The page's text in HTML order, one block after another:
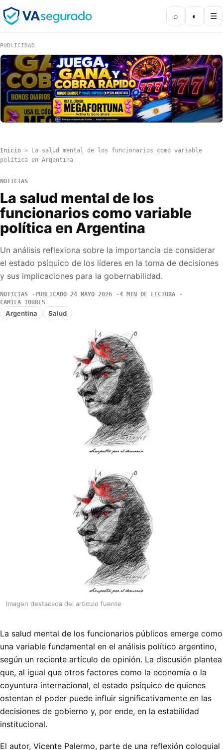
⌕ ◐ ☰
PUBLICIDAD
Inicio »
La salud mental de los funcionarios como variable
política en Argentina
NOTICIAS
La salud mental de los
funcionarios como variable
política en Argentina
Un análisis reflexiona sobre la importancia de considerar
el estado psíquico de los líderes en la toma de decisiones
y sus implicaciones para la gobernabilidad.
NOTICIAS PUBLICADO 24 MAYO 2026
4 MIN DE LECTURA
CAMILA TORRES
Argentina Salud
Imagen destacada del articulo fuente
La salud mental de los funcionarios públicos emerge como
una variable fundamental en el análisis político argentino,
según un reciente artículo de opinión. La discusión plantea
que, al igual que otros factores como la economía o la
coyuntura internacional, el estado psíquico de quienes
ostentan el poder puede influir significativamente en las
decisiones de gobierno y, por ende, en la estabilidad
institucional.
El autor, Vicente Palermo, parte de una reflexión coloquial